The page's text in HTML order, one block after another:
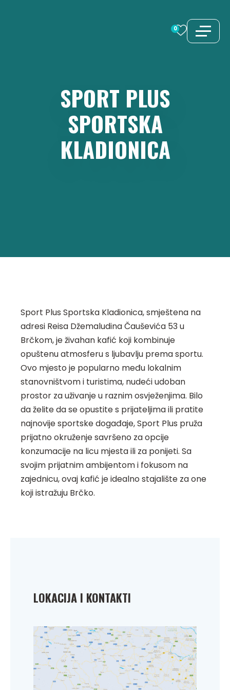
0
SPORT PLUS
SPORTSKA
KLADIONICA
Sport Plus Sportska Kladionica, smještena na
adresi Reisa Džemaludina Čauševića 53 u
Brčkom, je živahan kafić koji kombinuje
opuštenu atmosferu s ljubavlju prema sportu.
Ovo mjesto je popularno među lokalnim
stanovništvom i turistima, nudeći udoban
prostor za uživanje u raznim osvježenjima. Bilo
da želite da se opustite s prijateljima ili pratite
najnovije sportske događaje, Sport Plus pruža
prijatno okruženje savršeno za opcije
konzumacije na licu mjesta ili za ponijeti. Sa
svojim prijatnim ambijentom i fokusom na
zajednicu, ovaj kafić je idealno stajalište za one
koji istražuju Brčko.
LOKACIJA I KONTAKTI